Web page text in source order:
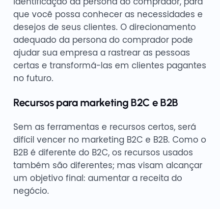
que você possa conhecer as necessidades e
desejos de seus clientes. O direcionamento
adequado da persona do comprador pode
ajudar sua empresa a rastrear as pessoas
certas e transformá-las em clientes pagantes
no futuro.
Recursos para marketing B2C e B2B
Sem as ferramentas e recursos certos, será
difícil vencer no marketing B2C e B2B. Como o
B2B é diferente do B2C, os recursos usados
também são diferentes; mas visam alcançar
um objetivo final: aumentar a receita do
negócio.